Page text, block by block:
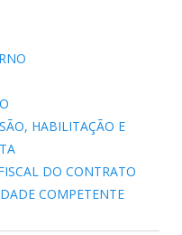
HABILITAÇÃO E
DO CONTRATO
COMPETENTE